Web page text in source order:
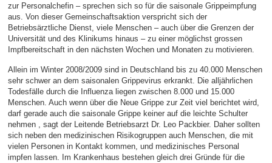
zur Personalchefin – sprechen sich so für die saisonale Grippeimpfung
aus. Von dieser Gemeinschaftsaktion verspricht sich der
Betriebsärztliche Dienst, viele Menschen – auch über die Grenzen der
Universität und des Klinikums hinaus – zu einer möglichst grossen
Impfbereitschaft in den nächsten Wochen und Monaten zu motivieren.
Allein im Winter 2008/2009 sind in Deutschland bis zu 40.000 Menschen
sehr schwer an dem saisonalen Grippevirus erkrankt. Die alljährlichen
Todesfälle durch die Influenza liegen zwischen 8.000 und 15.000
Menschen. Auch wenn über die Neue Grippe zur Zeit viel berichtet wird,
darf gerade auch die saisonale Grippe keiner auf die leichte Schulter
nehmen , sagt der Leitende Betriebsarzt Dr. Leo Packbier. Daher sollten
sich neben den medizinischen Risikogruppen auch Menschen, die mit
vielen Personen in Kontakt kommen, und medizinisches Personal
impfen lassen. Im Krankenhaus bestehen gleich drei Gründe für die